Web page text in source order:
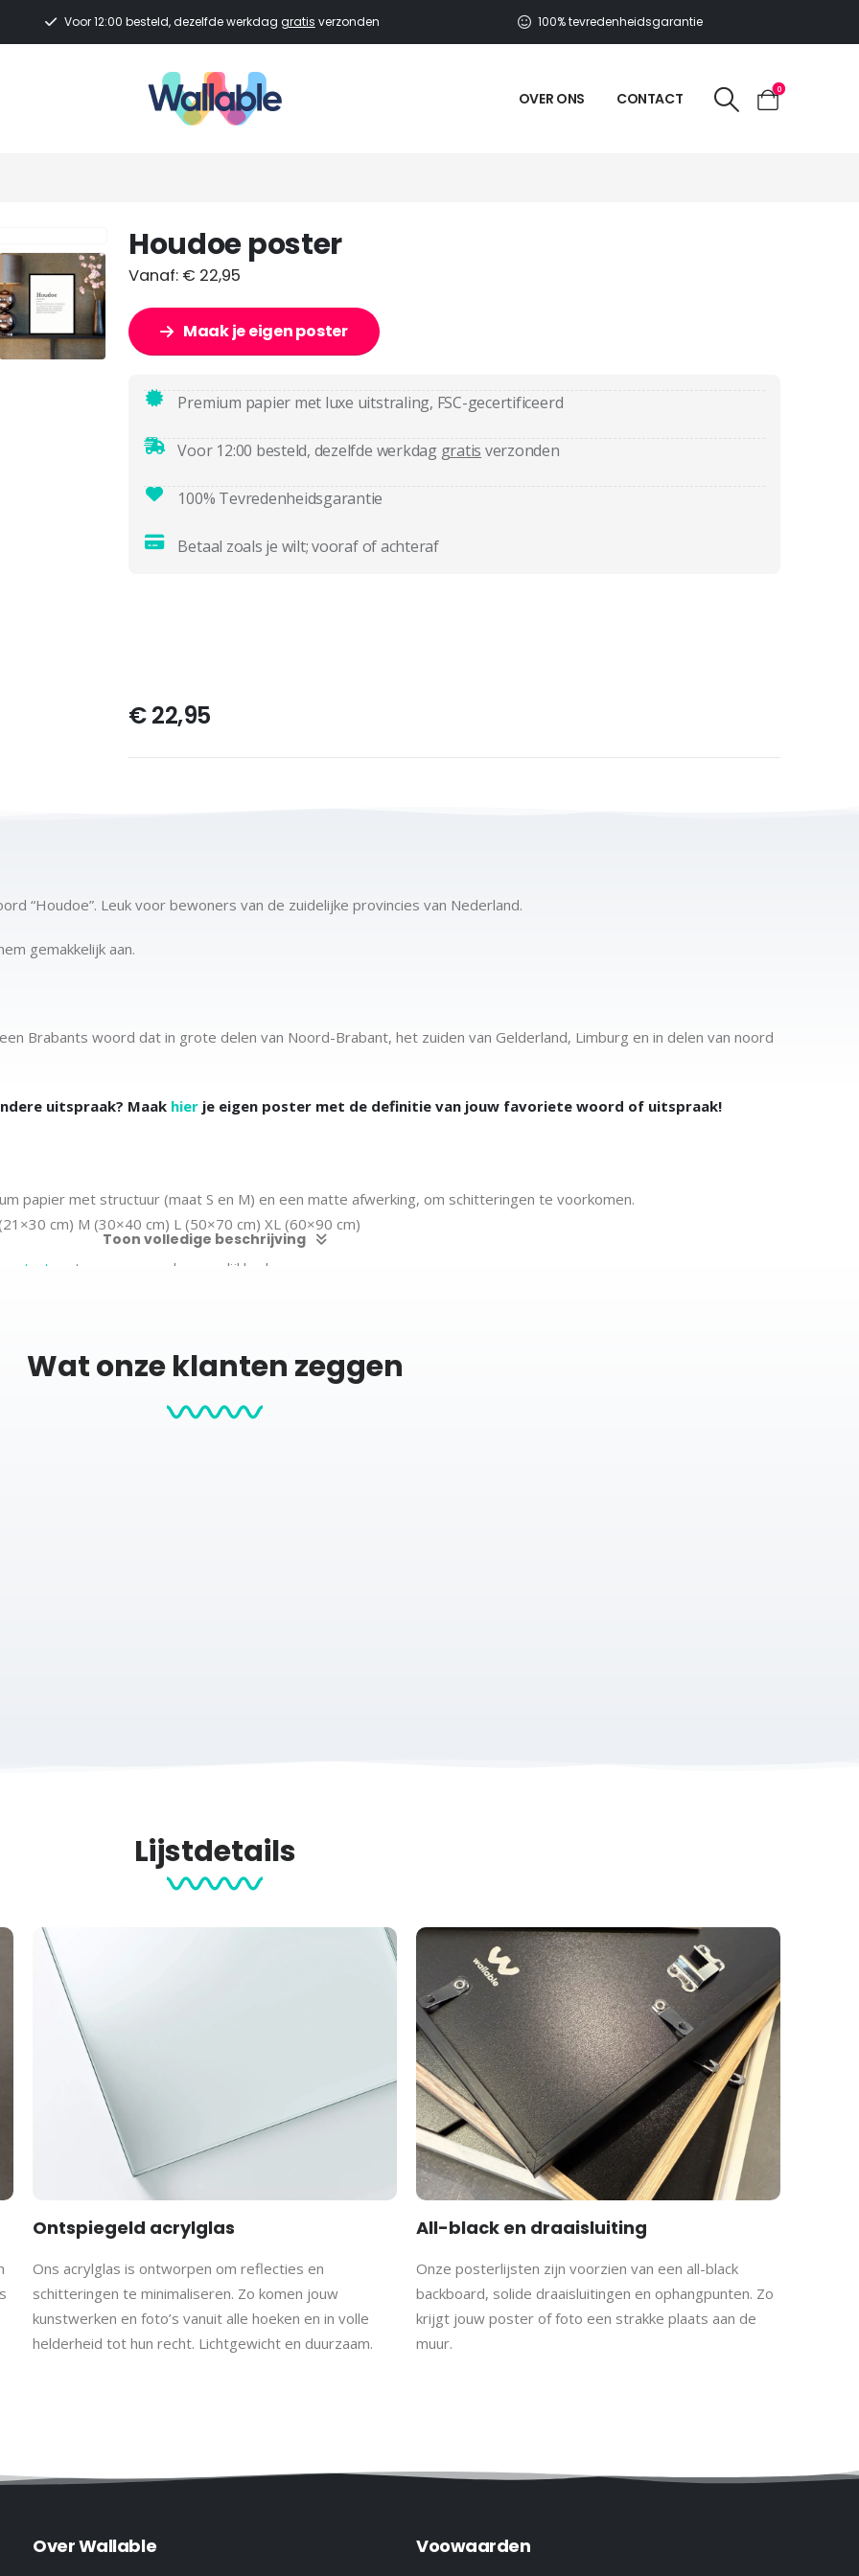
Voor 12:00 besteld, dezelfde werkdag gratis verzonden 100% tevredenheidsgarantie
OVER ONS CONTACT
0
Houdoe poster
Vanaf: € 22,95
Maak je eigen poster
Premium papier met luxe uitstraling, FSC-gecertificeerd
Voor 12:00 besteld, dezelfde werkdag gratis verzonden
100% Tevredenheidsgarantie
Betaal zoals je wilt; vooraf of achteraf
€22,95
“Houdoe”. Leuk voor bewoners van de zuidelijke provincies van Nederland.
gemakkelijk aan.
Brabants woord dat in grote delen van Noord-Brabant, het zuiden van Gelderland, Limburg en in delen van noord
uitspraak? Maak hier je eigen poster met de definitie van jouw favoriete woord of uitspraak!
papier met structuur (maat S en M) en een matte afwerking, om schitteringen te voorkomen.
cm) M (30×40 cm) L (50×70 cm) XL (60×90 cm)
contact met ons op voor de mogelijkheden.
Toon volledige beschrijving
Wat onze klanten zeggen
Lijstdetails
Ontspiegeld acrylglas
Ons acrylglas is ontworpen om reflecties en
schitteringen te minimaliseren. Zo komen jouw
kunstwerken en foto’s vanuit alle hoeken en in volle
helderheid tot hun recht. Lichtgewicht en duurzaam.
All-black en draaisluiting
Onze posterlijsten zijn voorzien van een all-black
backboard, solide draaisluitingen en ophangpunten. Zo
krijgt jouw poster of foto een strakke plaats aan de
muur.
Over Wallable Voowaarden